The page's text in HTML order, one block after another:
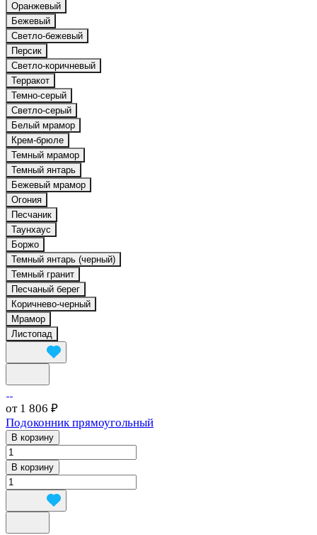
Оранжевый
Бежевый
Светло-бежевый
Персик
Светло-коричневый
Терракот
Темно-серый
Светло-серый
Белый мрамор
Крем-брюле
Темный мрамор
Темный янтарь
Бежевый мрамор
Огония
Песчаник
Таунхаус
Боржо
Темный янтарь (черный)
Темный гранит
Песчаный берег
Коричнево-черный
Мрамор
Листопад
от 1 806 ₽
Подоконник прямоугольный
В корзину
В корзину